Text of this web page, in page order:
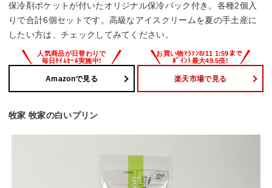
保冷剤ポケットが付いたオリジナル保冷バック付き。各種2個入
りで合計6個セットです。高級なアイスクリームを夏の手土産に
したい方は、チェックしてみてください。
Amazonで見る 楽天市場で見る
牧家 牧家の白いプリン